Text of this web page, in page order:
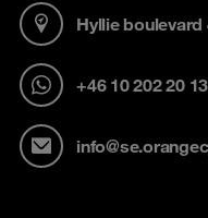
Hyllie boulevard
+46 10 202 20 13